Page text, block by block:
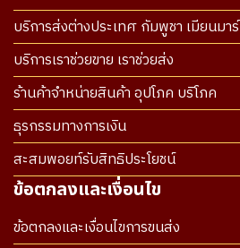
บริการส่งต่างประเทศ กัมพูชา เมียนมาร์
บริการเราช่วยขาย เราช่วยส่ง
ร้านค้าจำหน่ายสินค้า อุปโภค บริโภค
ธุรกรรมทางการเงิน
สะสมพอยท์รับสิทธิประโยชน์
ข้อตกลงและเงื่อนไข
ข้อตกลงและเงื่อนไขการขนส่ง